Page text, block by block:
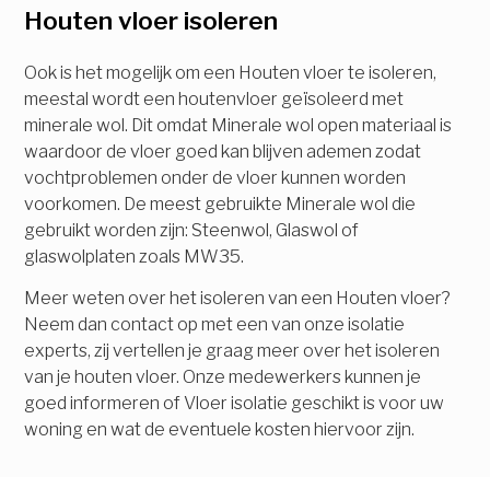
Houten vloer isoleren
Ook is het mogelijk om een Houten vloer te isoleren,
meestal wordt een houtenvloer geïsoleerd met
minerale wol. Dit omdat Minerale wol open materiaal is
waardoor de vloer goed kan blijven ademen zodat
vochtproblemen onder de vloer kunnen worden
voorkomen. De meest gebruikte Minerale wol die
gebruikt worden zijn: Steenwol, Glaswol of
glaswolplaten zoals MW35.
Meer weten over het isoleren van een Houten vloer?
Neem dan contact op met een van onze isolatie
experts, zij vertellen je graag meer over het isoleren
van je houten vloer. Onze medewerkers kunnen je
goed informeren of Vloer isolatie geschikt is voor uw
woning en wat de eventuele kosten hiervoor zijn.